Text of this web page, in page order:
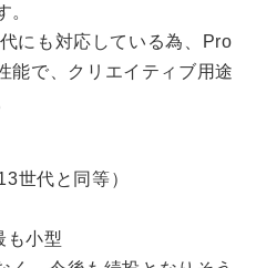
。
にも対応している為、Pro
能で、クリエイティブ用途
世代と同等）
も小型